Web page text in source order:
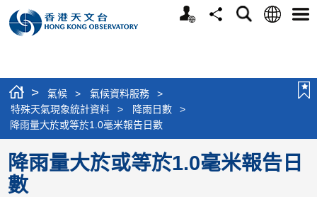
個
分
搜
語
選
> 氣候 > 氣候資料服務
>
特殊天氣現象統計資料
> 降雨日數
>
降雨量大於或等於1.0毫米報告日數
降雨量大於或等於1.0毫米報告日
數